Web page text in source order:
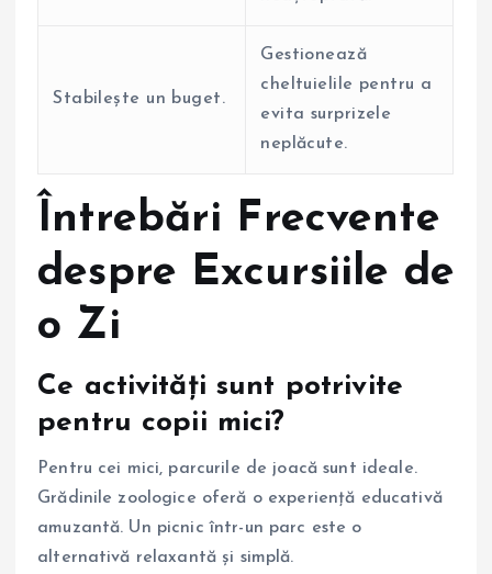
Stabilește un buget.
Gestionează
cheltuielile pentru a
evita surprizele
neplăcute.
Întrebări Frecvente
despre Excursiile de
o Zi
Ce activități sunt potrivite
pentru copii mici?
Pentru cei mici, parcurile de joacă sunt ideale.
Grădinile zoologice oferă o experiență educativă
amuzantă. Un picnic într-un parc este o
alternativă relaxantă și simplă.